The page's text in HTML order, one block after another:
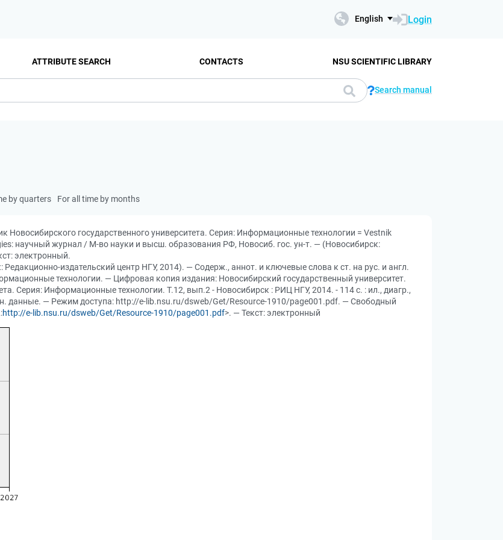
English Login
ATTRIBUTE SEARCH CONTACTS NSU SCIENTIFIC LIBRARY
Search manual
by quarters For all time by months
Новосибирского государственного университета. Серия: Информационные технологии = Vestnik
научный журнал / М-во науки и высш. образования РФ, Новосиб. гос. ун-т. — (Новосибирск:
электронный.
издательский центр НГУ, 2014). — Содерж., аннот. и ключевые слова к ст. на рус. и англ.
технологии. — Цифровая копия издания: Новосибирский государственный университет.
Серия: Информационные технологии. Т.12, вып.2 - Новосибирск : РИЦ НГУ, 2014. - 114 с. : ил., диагр.,
данные. — Режим доступа: http://e-lib.nsu.ru/dsweb/Get/Resource-1910/page001.pdf. — Свободный
http://e-lib.nsu.ru/dsweb/Get/Resource-1910/page001.pdf>. — Текст: электронный